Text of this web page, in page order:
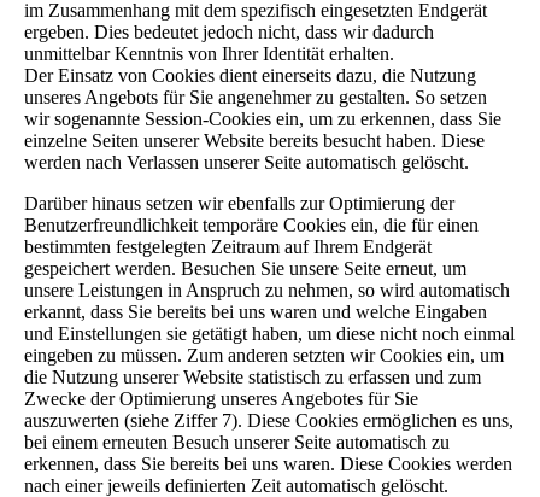
im Zusammenhang mit dem spezifisch eingesetzten Endgerät
ergeben. Dies bedeutet jedoch nicht, dass wir dadurch
unmittelbar Kenntnis von Ihrer Identität erhalten.
Der Einsatz von Cookies dient einerseits dazu, die Nutzung
unseres Angebots für Sie angenehmer zu gestalten. So setzen
wir sogenannte Session-Cookies ein, um zu erkennen, dass Sie
einzelne Seiten unserer Website bereits besucht haben. Diese
werden nach Verlassen unserer Seite automatisch gelöscht.
Darüber hinaus setzen wir ebenfalls zur Optimierung der
Benutzerfreundlichkeit temporäre Cookies ein, die für einen
bestimmten festgelegten Zeitraum auf Ihrem Endgerät
gespeichert werden. Besuchen Sie unsere Seite erneut, um
unsere Leistungen in Anspruch zu nehmen, so wird automatisch
erkannt, dass Sie bereits bei uns waren und welche Eingaben
und Einstellungen sie getätigt haben, um diese nicht noch einmal
eingeben zu müssen. Zum anderen setzten wir Cookies ein, um
die Nutzung unserer Website statistisch zu erfassen und zum
Zwecke der Optimierung unseres Angebotes für Sie
auszuwerten (siehe Ziffer 7). Diese Cookies ermöglichen es uns,
bei einem erneuten Besuch unserer Seite automatisch zu
erkennen, dass Sie bereits bei uns waren. Diese Cookies werden
nach einer jeweils definierten Zeit automatisch gelöscht.